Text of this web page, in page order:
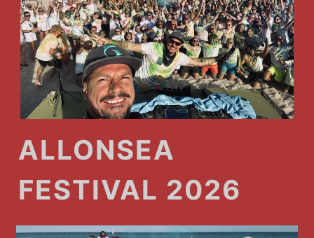
ALLONSEA
FESTIVAL 2026